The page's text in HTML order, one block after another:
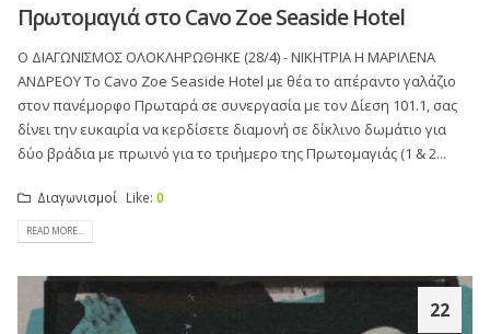
Πρωτομαγιά στο Cavo Zoe Seaside Hotel
Ο ΔΙΑΓΩΝΙΣΜΟΣ ΟΛΟΚΛΗΡΩΘΗΚΕ (28/4) - ΝΙΚΗΤΡΙΑ Η ΜΑΡΙΛΕΝΑ
ΑΝΔΡΕΟΥ Το Cavo Zoe Seaside Hotel με θέα το απέραντο γαλάζιο
στον πανέμορφο Πρωταρά σε συνεργασία με τον Δίεση 101.1, σας
δίνει την ευκαιρία να κερδίσετε διαμονή σε δίκλινο δωμάτιο για
δύο βράδια με πρωινό για το τριήμερο της Πρωτομαγιάς (1 & 2...
Διαγωνισμοί Like: 0
READ MORE...
22